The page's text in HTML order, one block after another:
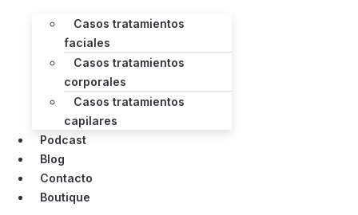
Casos tratamientos
faciales
Casos tratamientos
corporales
Casos tratamientos
capilares
Podcast
Blog
Contacto
Boutique